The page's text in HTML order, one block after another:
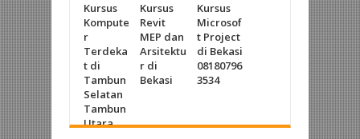
Kursus
Kompute
r
Terdeka
t di
Tambun
Selatan
Tambun
Utara
Kursus
Revit
MEP dan
Arsitektu
r di
Bekasi
Kursus
Microsof
t Project
di Bekasi
08180796
3534